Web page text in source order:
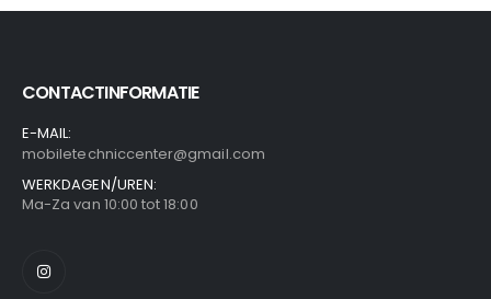
CONTACTINFORMATIE
E-MAIL:
mobiletechniccenter@gmail.com
WERKDAGEN/UREN:
Ma-Za van 10:00 tot 18:00